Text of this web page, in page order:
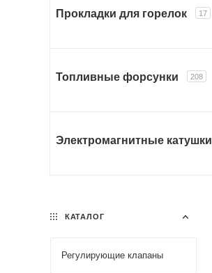
Прокладки для горелок 17
Топливные форсунки 208
Электромагнитные катушки
КАТАЛОГ
Регулирующие клапаны